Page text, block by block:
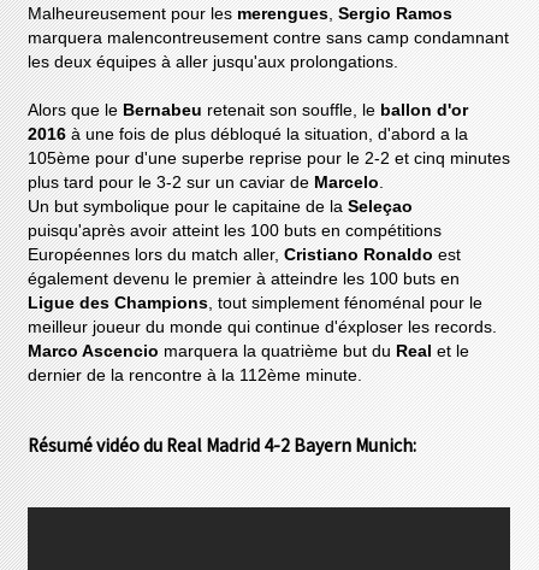
Malheureusement pour lesmerengues ,Sergio Ramos
marquera malencontreusement contre sans camp condamnant
les deux équipes à aller jusqu'aux prolongations.
Alors que le Bernabeuretenait son souffle, le ballon d'or
2016à une fois de plus débloqué la situation, d'abord a la
105ème pour d'une superbe reprise pour le 2-2 et cinq minutes
plus tard pour le 3-2 sur un caviar de Marcelo
Un but symbolique pour le capitaine de laSeleçao
puisqu'après avoir atteint les 100 buts en compétitions
Européennes lors du match aller,Cristiano Ronaldo est
également devenu le premier à atteindre les 100 buts en
Ligue des Champions , tout simplement fénoménal pour le
meilleur joueur du monde qui continue d'éxploser les records.
Marco Ascencio marquera la quatrième but du Realet le
dernier de la rencontre à la 112ème minute.
Résumé vidéo du Real Madrid 4-2 Bayern Munich: